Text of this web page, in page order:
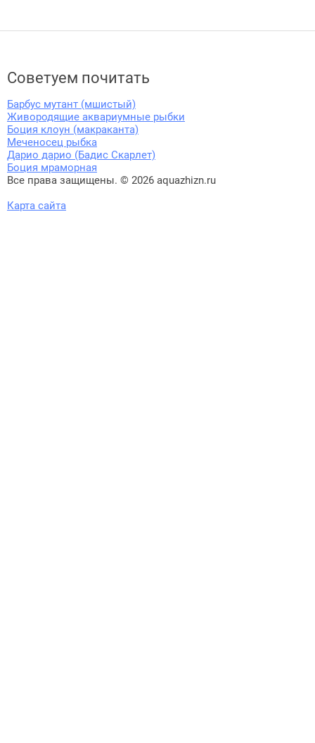
Советуем почитать
Барбус мутант (мшистый)
Живородящие аквариумные рыбки
Боция клоун (макраканта)
Меченосец рыбка
Дарио дарио (Бадис Скарлет)
Боция мраморная
Все права защищены. © 2026 aquazhizn.ru
Карта сайта